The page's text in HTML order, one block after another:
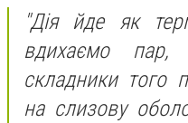
"Дія йде як
вдихаємо пар,
складники того
на слизову